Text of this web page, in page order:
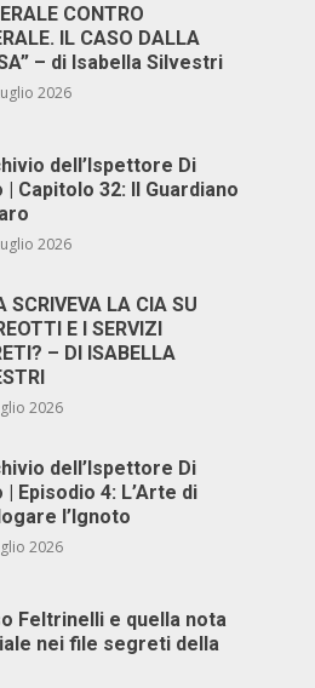
CONTRO
IL CASO DALLA
– di Isabella Silvestri
2026
dell’Ispettore Di
| Capitolo 32: Il Guardiano
2026
SCRIVEVA LA CIA SU
E I SERVIZI
– DI ISABELLA
2026
dell’Ispettore Di
| Episodio 4: L’Arte di
l’Ignoto
2026
Feltrinelli e quella nota
nei file segreti della